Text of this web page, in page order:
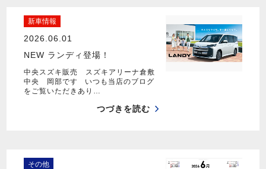
新車情報
2026.06.01
NEW ランディ登場！
中央スズキ販売 スズキアリーナ倉敷
中央 岡部です いつも当店のブログ
をご覧いただきあり…
つづきを読む
その他